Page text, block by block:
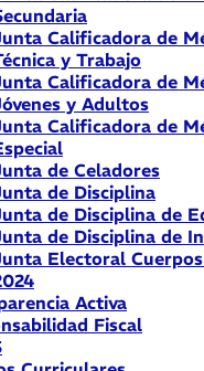
Calificadora de
y Trabajo
Calificadora de
y Adultos
Calificadora de
de Celadores
de Disciplina
de Disciplina de
de Disciplina de
Electoral
Activa
Fiscal